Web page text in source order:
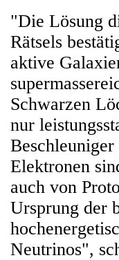
"Die Lösung
Rätsels
aktive
Schwarzen
nur
Beschleuniger
Elektronen
auch von
Ursprung der
Neutrinos",